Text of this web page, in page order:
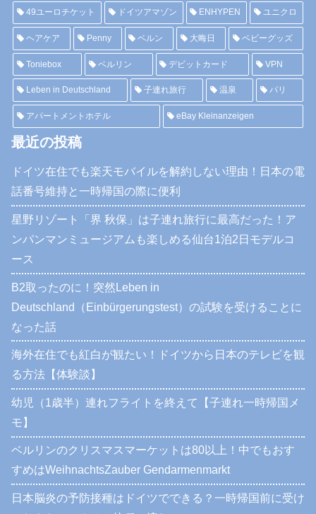
49ユーロチケット ドイツアマゾン ENHYPEN ユニクロ
ヘアケア Penny ベルン 大晦日 ベビーグッズ
Toniebox ベルリン デビットカード VPN
Leben in Deutschland 子連れ旅行 温泉 パリ
アパートメントホテル eBay Kleinanzeigen
最近の投稿
ドイツ在住でも楽天モバイルを解約しない理由！日本の電
話番号維持と一時帰国の際に便利
星野リゾート「界 秋保」は子連れ旅行に最高だった！ア
ンパンマンミュージアムも楽しめる仙台1泊2日モデルコ
ース
B2取ったのに！突然Leben in
Deutschland（Einbürgerungstest）の試験を受けることに
なった話
海外在住でも紅白が観たい！ドイツから日本のテレビを観
る方法【体験談】
幼児（1歳半）連れフライトを終えて【子連れ一時帰国メ
モ】
ベルリンのクリスマスマーケットは80以上！中でもおす
すめはWeihnachtsZauber Gendarmenmarkt
日本脳炎の予防接種はドイツでできる？一時帰国前に受け